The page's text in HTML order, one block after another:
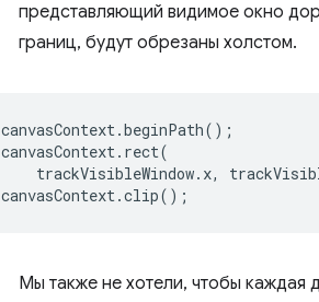
представляющий видимое окно
границ, будут обрезаны холстом.
canvasContext.beginPath();
canvasContext. rect(
trackVisibleWindow. x,
canvasContext.clip();
Мы также не хотели, чтобы